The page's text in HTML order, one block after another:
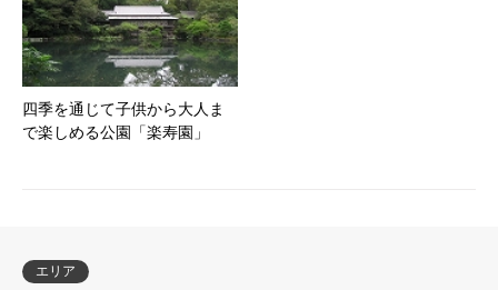
四季を通じて子供から大人ま
で楽しめる公園「楽寿園」
エリア